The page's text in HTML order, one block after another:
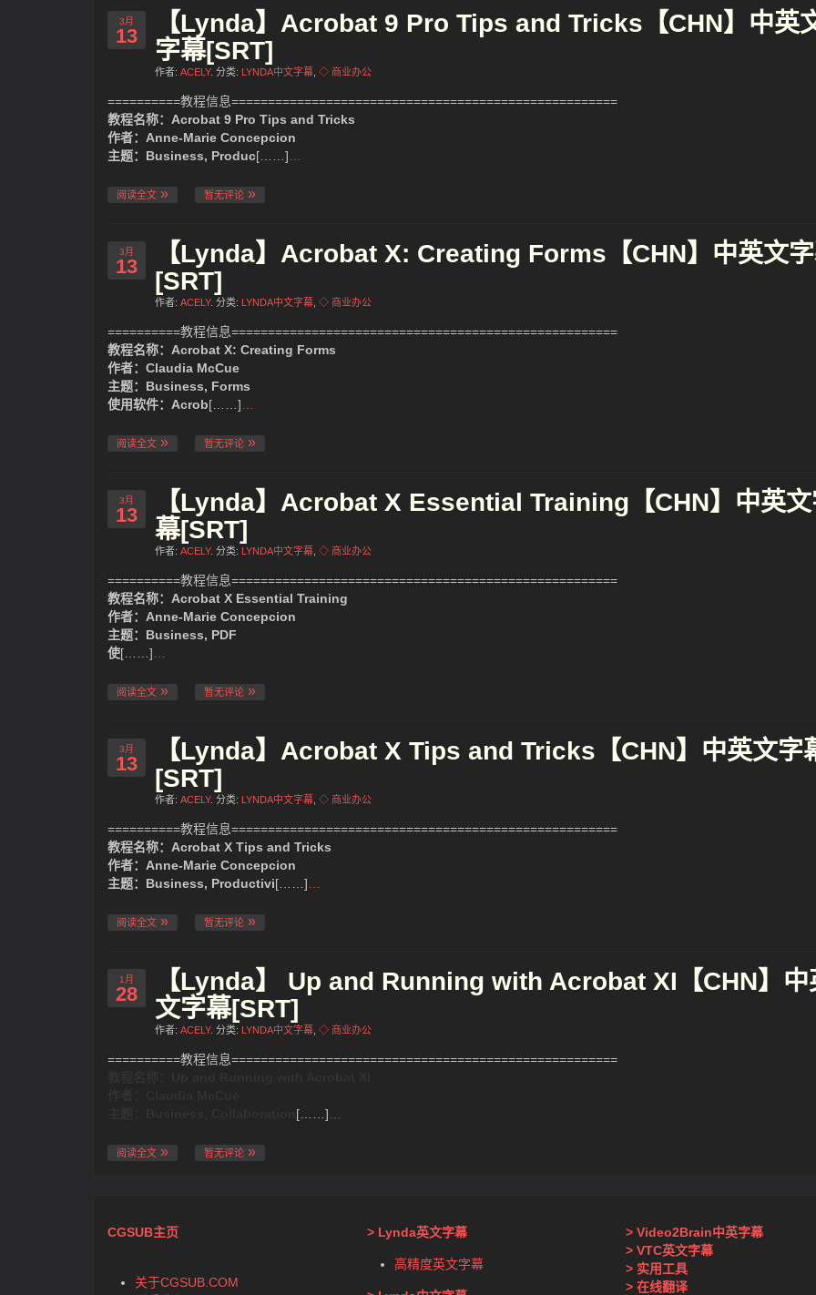
3月
13
【Lynda】Acrobat 9 Pro Tips and Tricks【CHN】中英
字幕[SRT]
作者: ACELY. 分类: LYNDA中文字幕 ◇ 商业办公
==========教程信息=====================================================
教程名称：Acrobat 9 Pro Tips and Tricks
作者：Anne-Marie Concepcion
主题：Business, Produc[……]
阅读全文 暂无评论
3月
13
【Lynda】Acrobat X: Creating Forms【CHN】中英文
[SRT]
作者: ACELY. 分类: LYNDA中文字幕 ◇ 商业办公
==========教程信息=====================================================
教程名称：Acrobat X: Creating Forms
作者：Claudia McCue
主题：Business, Forms
使用软件：Acrob[……]
阅读全文 暂无评论
3月
13
【Lynda】Acrobat X Essential Training【CHN】中英
幕[SRT]
作者: ACELY. 分类: LYNDA中文字幕 ◇ 商业办公
==========教程信息=====================================================
教程名称：Acrobat X Essential Training
作者：Anne-Marie Concepcion
主题：Business, PDF
使[……]
阅读全文 暂无评论
3月
13
【Lynda】Acrobat X Tips and Tricks【CHN】中英文字
[SRT]
作者: ACELY. 分类: LYNDA中文字幕 ◇ 商业办公
==========教程信息=====================================================
教程名称：Acrobat X Tips and Tricks
作者：Anne-Marie Concepcion
主题：Business, Productivi[……]
阅读全文 暂无评论
1月
28
【Lynda】 Up and Running with Acrobat XI【CHN】中
文字幕[SRT]
作者: ACELY. 分类: LYNDA中文字幕 ◇ 商业办公
==========教程信息=====================================================
[……]
阅读全文 暂无评论
CGSUB主页
关于CGSUB.COM
> Lynda英文字幕
高精度英文字幕
> Video2Brain中英字幕
> VTC英文字幕
> 实用工具
> 在线翻译